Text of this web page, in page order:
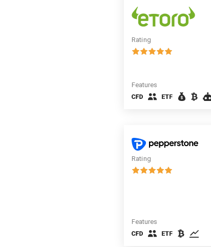
Rating
Features
Rating
Features